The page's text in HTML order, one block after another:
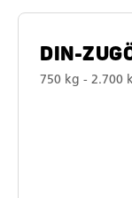
DIN-
750 kg - 2.700